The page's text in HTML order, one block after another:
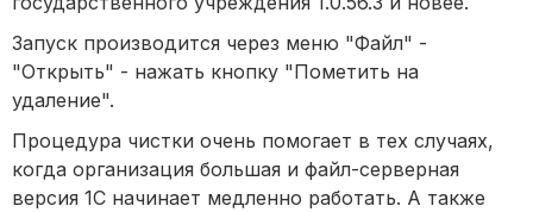
Запуск производится через меню "Файл" -
"Открыть" - нажать кнопку "Пометить на
удаление".
Процедура чистки очень помогает в тех случаях,
когда организация большая и файл-серверная
версия 1С начинает медленно работать. А также